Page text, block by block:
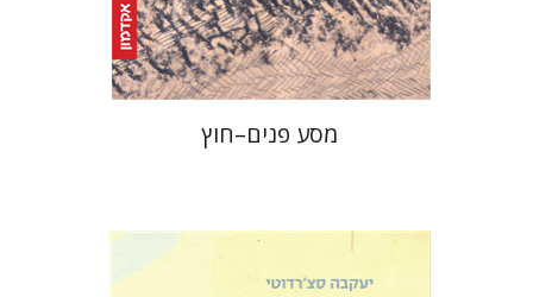
$28
$25
מסע פנים–חוץ